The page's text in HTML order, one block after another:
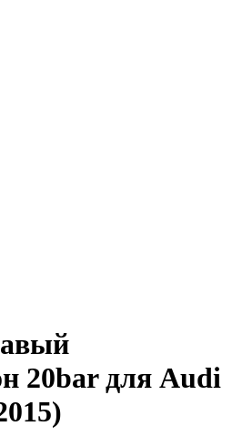
20bar для Audi